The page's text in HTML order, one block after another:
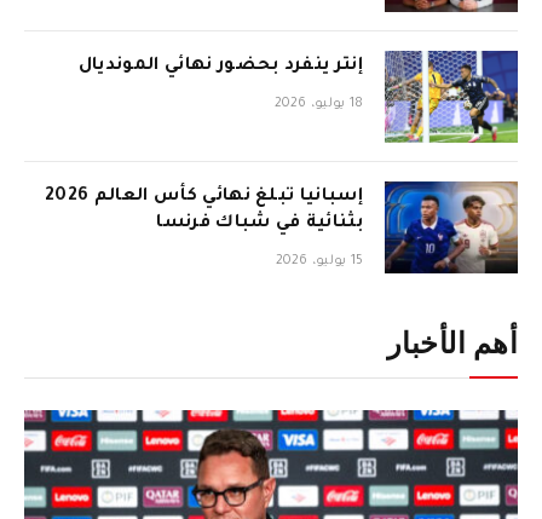
إنتر ينفرد بحضور نهائي المونديال
18 يوليو، 2026
إسبانيا تبلغ نهائي كأس العالم 2026
بثنائية في شباك فرنسا
15 يوليو، 2026
أهم الأخبار